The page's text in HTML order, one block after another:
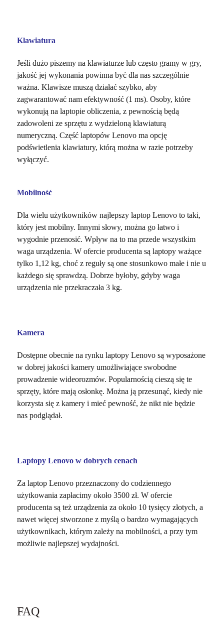
Klawiatura
Jeśli dużo piszemy na klawiaturze lub często gramy w gry,
jakość jej wykonania powinna być dla nas szczególnie
ważna. Klawisze muszą działać szybko, aby
zagwarantować nam efektywność (1 ms). Osoby, które
wykonują na laptopie obliczenia, z pewnością będą
zadowoleni ze sprzętu z wydzieloną klawiaturą
numeryczną. Część laptopów Lenovo ma opcję
podświetlenia klawiatury, którą można w razie potrzeby
wyłączyć.
Mobilność
Dla wielu użytkowników najlepszy laptop Lenovo to taki,
który jest mobilny. Innymi słowy, można go łatwo i
wygodnie przenosić. Wpływ na to ma przede wszystkim
waga urządzenia. W ofercie producenta są laptopy ważące
tylko 1,12 kg, choć z reguły są one stosunkowo małe i nie u
każdego się sprawdzą. Dobrze byłoby, gdyby waga
urządzenia nie przekraczała 3 kg.
Kamera
Dostępne obecnie na rynku laptopy Lenovo są wyposażone
w dobrej jakości kamery umożliwiające swobodne
prowadzenie wideorozmów. Popularnością cieszą się te
sprzęty, które mają osłonkę. Można ją przesunąć, kiedy nie
korzysta się z kamery i mieć pewność, że nikt nie będzie
nas podglądał.
Laptopy Lenovo w dobrych cenach
Za laptop Lenovo przeznaczony do codziennego
użytkowania zapłacimy około 3500 zł. W ofercie
producenta są też urządzenia za około 10 tysięcy złotych, a
nawet więcej stworzone z myślą o bardzo wymagających
użytkownikach, którym zależy na mobilności, a przy tym
możliwie najlepszej wydajności.
FAQ